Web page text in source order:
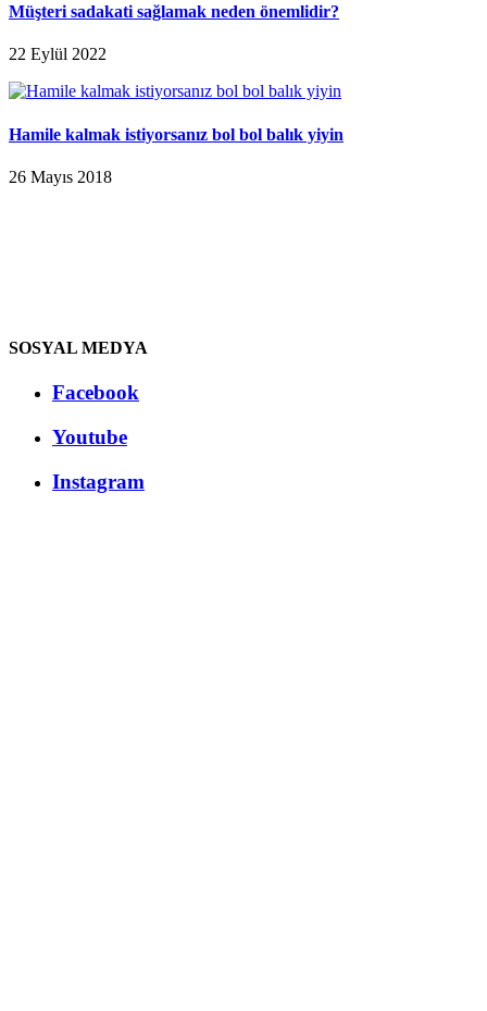
Müşteri sadakati sağlamak neden önemlidir?
22 Eylül 2022
Hamile kalmak istiyorsanız bol bol balık yiyin
26 Mayıs 2018
SOSYAL MEDYA
Facebook
Youtube
Instagram